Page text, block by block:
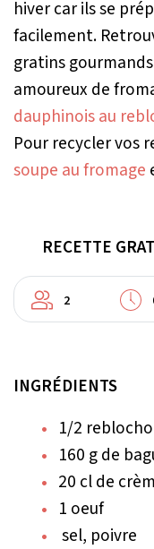
hiver car ils se
facilement.
gratins
amoureux de
dauphinois au
Pour recycler vos
soupe au fromage
RECETTE
2
INGRÉDIENTS
1/2
160 g de
20 cl de
1 oeuf
sel, poivre